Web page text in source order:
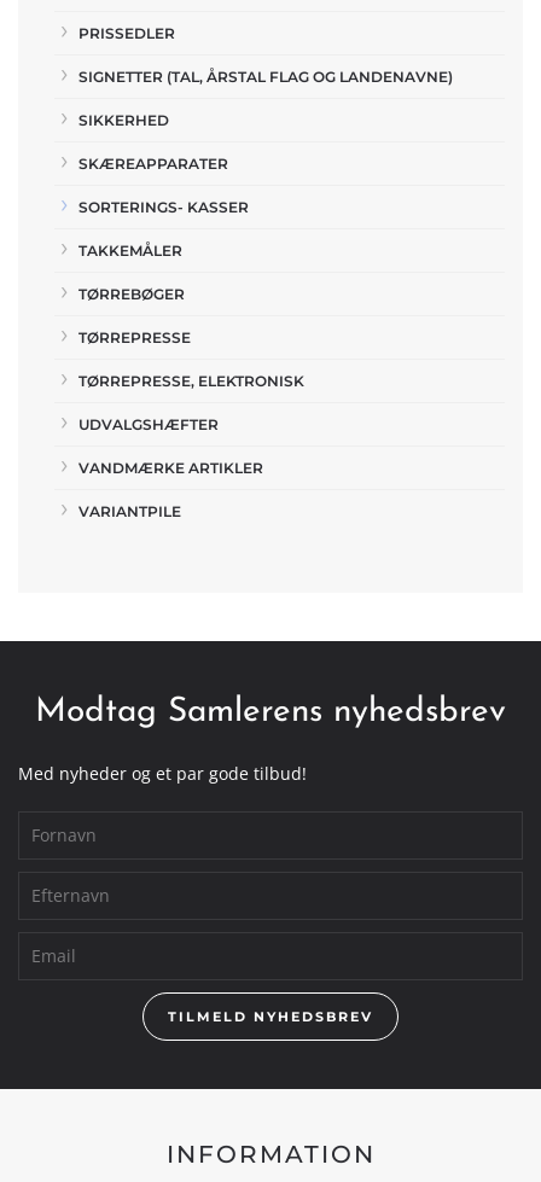
PRISSEDLER
SIGNETTER (TAL, ÅRSTAL FLAG OG LANDENAVNE)
SIKKERHED
SKÆREAPPARATER
SORTERINGS- KASSER
TAKKEMÅLER
TØRREBØGER
TØRREPRESSE
TØRREPRESSE, ELEKTRONISK
UDVALGSHÆFTER
VANDMÆRKE ARTIKLER
VARIANTPILE
Modtag Samlerens nyhedsbrev
Med nyheder og et par gode tilbud!
TILMELD NYHEDSBREV
INFORMATION